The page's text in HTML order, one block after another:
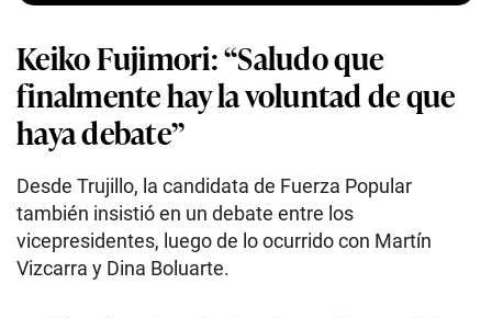
Keiko Fujimori: “Saludo que
finalmente hay la voluntad de que
haya debate”
Desde Trujillo, la candidata de Fuerza Popular
también insistió en un debate entre los
vicepresidentes, luego de lo ocurrido con Martín
Vizcarra y Dina Boluarte.